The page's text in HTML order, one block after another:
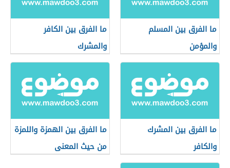
ما الفرق بين المسلم
والمؤمن
ما الفرق بين الكافر
والمشرك
ما الفرق بين المشرك
والكافر
ما الفرق بين الهمزة واللمزة
من حيث المعنى